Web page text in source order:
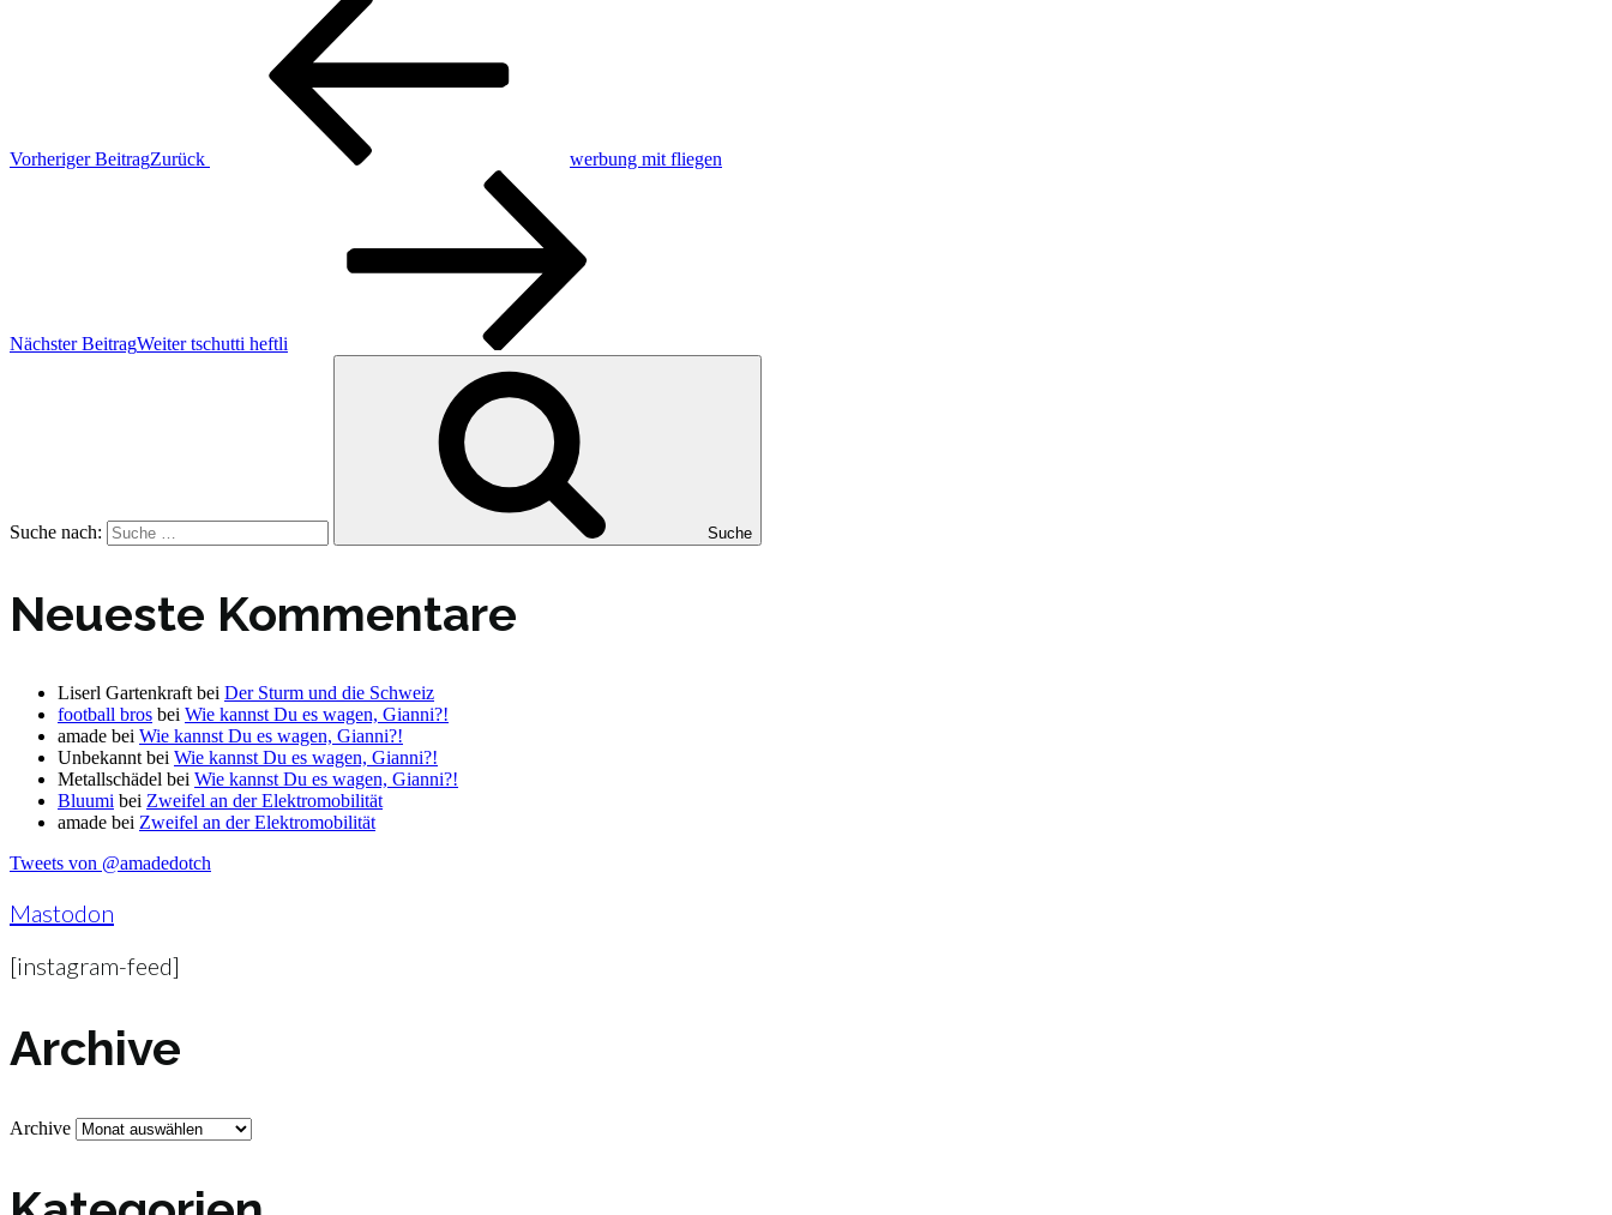
Vorheriger BeitragZurück werbung mit fliegen
Nächster BeitragWeiter tschutti heftli
Suche nach: Suche
Neueste Kommentare
Liserl Gartenkraft bei Der Sturm und die Schweiz
football bros bei Wie kannst Du es wagen, Gianni?!
amade bei Wie kannst Du es wagen, Gianni?!
Unbekannt bei Wie kannst Du es wagen, Gianni?!
Metallschädel bei Wie kannst Du es wagen, Gianni?!
Bluumi bei Zweifel an der Elektromobilität
amade bei Zweifel an der Elektromobilität
Tweets von @amadedotch
Mastodon
[instagram-feed]
Archive
Archive